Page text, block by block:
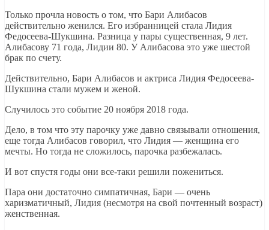
Только прочла новость о том, что Бари Алибасов
действительно женился. Его избранницей стала Лидия
Федосеева-Шукшина. Разница у пары существенная, 9 лет.
Алибасову 71 года, Лидии 80. У Алибасова это уже шестой
брак по счету.
Действительно, Бари Алибасов и актриса Лидия Федосеева-
Шукшина стали мужем и женой.
Случилось это событие 20 ноября 2018 года.
Дело, в том что эту парочку уже давно связывали отношения,
еще тогда Алибасов говорил, что Лидия — женщина его
мечты. Но тогда не сложилось, парочка разбежалась.
И вот спустя годы они все-таки решили пожениться.
Пара они достаточно симпатичная, Бари — очень
харизматичный, Лидия (несмотря на свой почтенный возраст)
женственная.